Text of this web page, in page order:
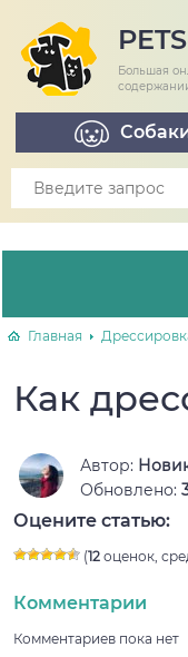
Большая
Главная
Как
Автор:
Обновлено:
Оцените статью:
(12оценок,
Комментарии
Комментариев пока нет